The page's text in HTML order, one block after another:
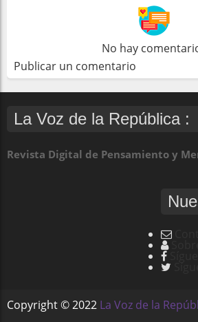
No hay
Publicar un comentario
La Voz de la República :
Revista Digital de Pensamiento y
Copyright ©2022 La Voz de la